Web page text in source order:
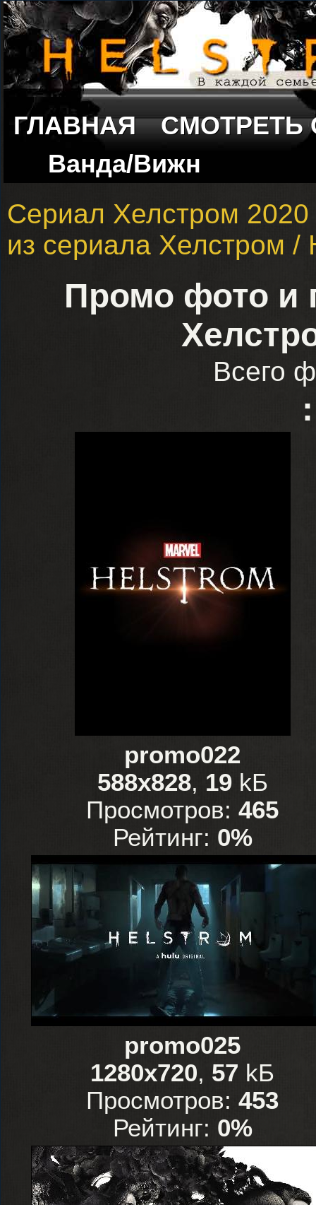
ГЛАВНАЯ
СМОТРЕТЬ
Ванда/Вижн
Сериал Хелстром 2020
из сериала Хелстром /
Промо фото и
Всего
promo022
588x828, 19kБ
Просмотров: 465
Рейтинг: 0%
promo025
1280x720, 57 kБ
Просмотров: 453
Рейтинг: 0%